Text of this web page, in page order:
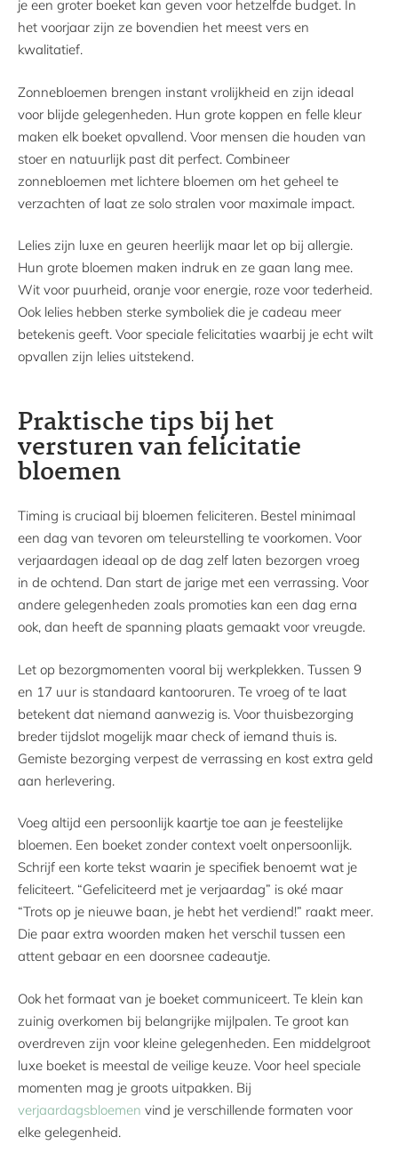
je een groter boeket kan geven voor hetzelfde budget. In
het voorjaar zijn ze bovendien het meest vers en
kwalitatief.
Zonnebloemen brengen instant vrolijkheid en zijn ideaal
voor blijde gelegenheden. Hun grote koppen en felle kleur
maken elk boeket opvallend. Voor mensen die houden van
stoer en natuurlijk past dit perfect. Combineer
zonnebloemen met lichtere bloemen om het geheel te
verzachten of laat ze solo stralen voor maximale impact.
Lelies zijn luxe en geuren heerlijk maar let op bij allergie.
Hun grote bloemen maken indruk en ze gaan lang mee.
Wit voor puurheid, oranje voor energie, roze voor tederheid.
Ook lelies hebben sterke symboliek die je cadeau meer
betekenis geeft. Voor speciale felicitaties waarbij je echt wilt
opvallen zijn lelies uitstekend.
Praktische tips bij het
versturen van felicitatie
bloemen
Timing is cruciaal bij bloemen feliciteren. Bestel minimaal
een dag van tevoren om teleurstelling te voorkomen. Voor
verjaardagen ideaal op de dag zelf laten bezorgen vroeg
in de ochtend. Dan start de jarige met een verrassing. Voor
andere gelegenheden zoals promoties kan een dag erna
ook, dan heeft de spanning plaats gemaakt voor vreugde.
Let op bezorgmomenten vooral bij werkplekken. Tussen 9
en 17 uur is standaard kantooruren. Te vroeg of te laat
betekent dat niemand aanwezig is. Voor thuisbezorging
breder tijdslot mogelijk maar check of iemand thuis is.
Gemiste bezorging verpest de verrassing en kost extra geld
aan herlevering.
Voeg altijd een persoonlijk kaartje toe aan je feestelijke
bloemen. Een boeket zonder context voelt onpersoonlijk.
Schrijf een korte tekst waarin je specifiek benoemt wat je
feliciteert. “Gefeliciteerd met je verjaardag” is oké maar
“Trots op je nieuwe baan, je hebt het verdiend!” raakt meer.
Die paar extra woorden maken het verschil tussen een
attent gebaar en een doorsnee cadeautje.
Ook het formaat van je boeket communiceert. Te klein kan
zuinig overkomen bij belangrijke mijlpalen. Te groot kan
overdreven zijn voor kleine gelegenheden. Een middelgroot
luxe boeket is meestal de veilige keuze. Voor heel speciale
momenten mag je groots uitpakken. Bij
verjaardagsbloemen vind je verschillende formaten voor
elke gelegenheid.